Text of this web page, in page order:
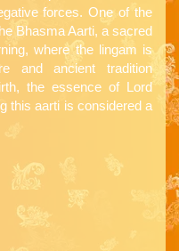
forces. One of the
Bhasma Aarti, a sacred
where the lingam is
and ancient tradition
the essence of Lord
this aarti is considered a